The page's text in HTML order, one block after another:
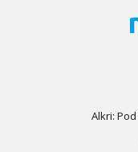
Alkri: